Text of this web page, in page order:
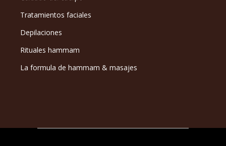
Tratamientos faciales
Depilaciones
Rituales hammam
La formula de hammam & masajes